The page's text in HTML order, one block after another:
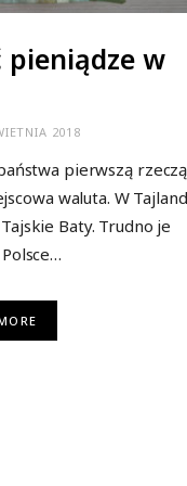
pieniądze w
2018
pierwszą rzeczą
waluta. W
Baty. Trudno je